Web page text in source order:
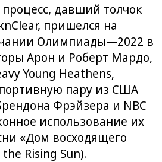
давший толчок
пришелся на
Олимпиады—2022 в
Арон и Роберт Мардо,
Young Heathens,
пару из США
Фрэйзера и NBC
использование их
«Дом восходящего
Rising Sun).